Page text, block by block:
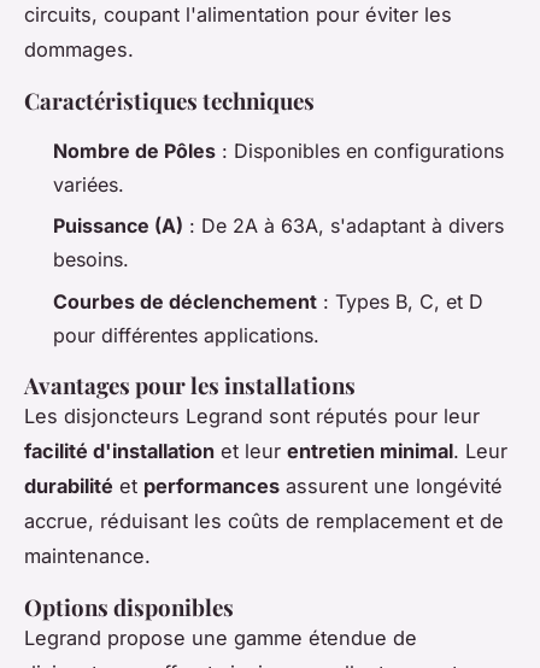
circuits, coupant l'alimentation pour éviter les
dommages.
Caractéristiques techniques
Nombre de Pôles : Disponibles en configurations
variées.
Puissance (A) : De 2A à 63A, s'adaptant à divers
besoins.
Courbes de déclenchement : Types B, C, et D
pour différentes applications.
Avantages pour les installations
Les disjoncteurs Legrand sont réputés pour leur
facilité d'installation et leur entretien minimal. Leur
durabilité et performances assurent une longévité
accrue, réduisant les coûts de remplacement et de
maintenance.
Options disponibles
Legrand propose une gamme étendue de